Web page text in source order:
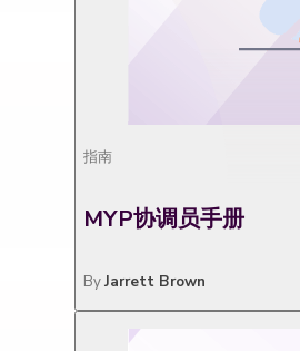
指南
MYP协调员手册
ByJarrett Brown